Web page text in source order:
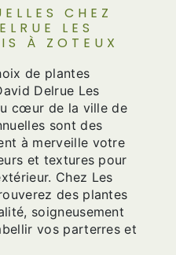
CHEZ
LES
À ZOTEUX
de plantes
Delrue Les
cœur de la ville de
sont des
à merveille votre
et textures pour
Chez Les
des plantes
soigneusement
vos parterres et